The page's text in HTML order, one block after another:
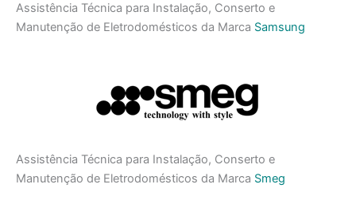
Assistência Técnica para Instalação, Conserto e
Manutenção de Eletrodomésticos da Marca Samsung
Assistência Técnica para Instalação, Conserto e
Manutenção de Eletrodomésticos da Marca Smeg